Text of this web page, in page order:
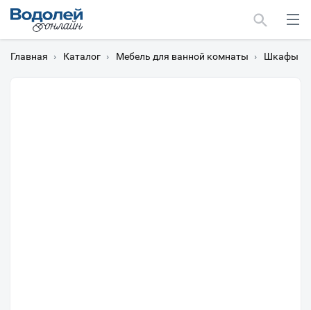
Главная › Каталог › Мебель для ванной комнаты › Шкафы